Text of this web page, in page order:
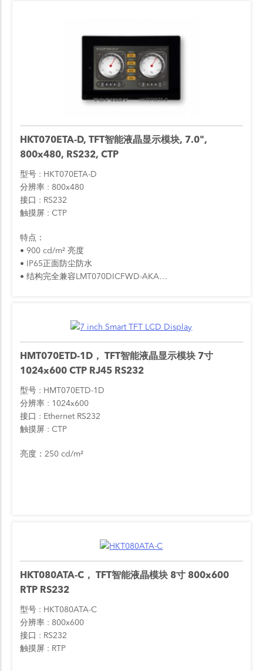
HKT070ETA-D, TFT智能液晶显示模块, 7.0",
800x480, RS232, CTP
型号
HKT070ETA-D
分辨率
800x480
接口
RS232
触摸屏
CTP
特点：
• 900 cd/m² 亮度
• IP65正面防尘防水
• 结构完全兼容LMT070DICFWD-AKA…
HMT070ETD-1D， TFT智能液晶显示模块 7寸
1024x600 CTP RJ45 RS232
型号
HMT070ETD-1D
分辨率
1024x600
接口
Ethernet RS232
触摸屏
CTP
亮度：250 cd/m²
HKT080ATA-C， TFT智能液晶模块 8寸 800x600
RTP RS232
型号
HKT080ATA-C
分辨率
800x600
接口
RS232
触摸屏
RTP